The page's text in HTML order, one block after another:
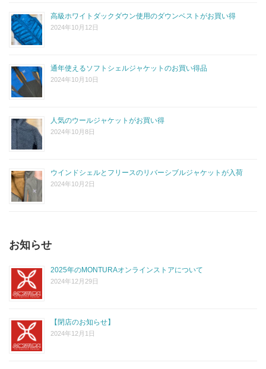
高級ホワイトダックダウン使用のダウンベストがお買い得
2024年10月12日
通年使えるソフトシェルジャケットのお買い得品
2024年10月10日
人気のウールジャケットがお買い得
2024年10月8日
ウインドシェルとフリースのリバーシブルジャケットが入荷
2024年10月2日
お知らせ
2025年のMONTURAオンラインストアについて
2024年12月29日
【閉店のお知らせ】
2024年12月1日